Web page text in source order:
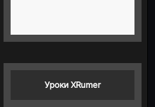
Уроки XRumer